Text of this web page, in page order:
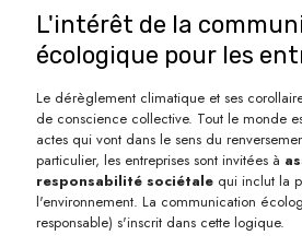
L'intérêt de la
écologique pour les
Le dérèglement climatique et ses
de conscience collective. Tout le monde
actes qui vont dans le sens du
particulier, les entreprises sont invitées à
responsabilité sociétale qui inclut la
l'environnement. La communication
responsable) s'inscrit dans cette logique.